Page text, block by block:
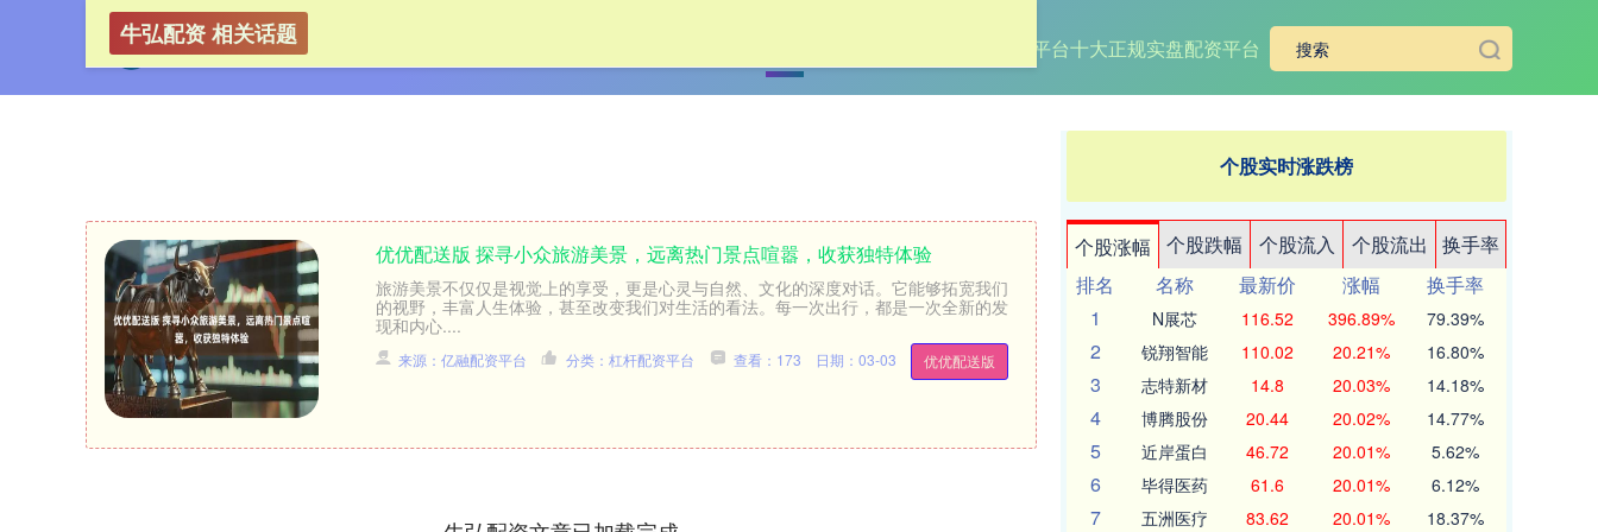
杠杆配资平台十大正规实盘配资平台
牛弘配资 相关话题
优优配送版 探寻小众旅游美景，远离热门景点喧嚣，收获独特体验
旅游美景不仅仅是视觉上的享受，更是心灵与自然、文化的深度对话。它能够拓宽我们
的视野，丰富人生体验，甚至改变我们对生活的看法。每一次出行，都是一次全新的发
现和内心....
优优配送版
来源：亿融配资平台 分类：杠杆配资平台 查看：173 日期：03-03
个股实时涨跌榜
个股涨幅 个股跌幅 个股流入 个股流出
换手率
排名
名称 最新价 涨幅
换手率
1
N展芯 116.52 396.89% 79.39%
2 锐翔智能 110.02 20.21% 16.80%
3 志特新材 14.8 20.03% 14.18%
4 博腾股份 20.44 20.02% 14.77%
5 近岸蛋白 46.72 20.01% 5.62%
6 毕得医药 61.6 20.01% 6.12%
7 五洲医疗 83.62 20.01% 18.37%